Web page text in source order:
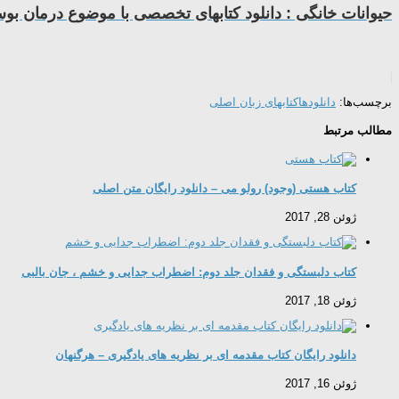
حیوانات خانگی : دانلود کتابهای تخصصی با موضوع درمان
برچسب‌ها: دانلودهاکتابهای زبان اصلی
مطالب مرتبط
کتاب هستی (وجود) رولو می – دانلود رایگان متن اصلی
ژوئن 28, 2017
کتاب دلبستگی و فقدان جلد دوم: اضطراب جدایی و خشم ، جان بالبی
ژوئن 18, 2017
دانلود رایگان کتاب مقدمه ای بر نظریه های یادگیری – هرگنهان
ژوئن 16, 2017